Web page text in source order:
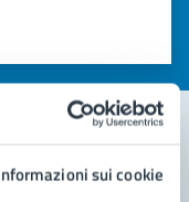
sui cookie
5 stelle)la chiarezza delle